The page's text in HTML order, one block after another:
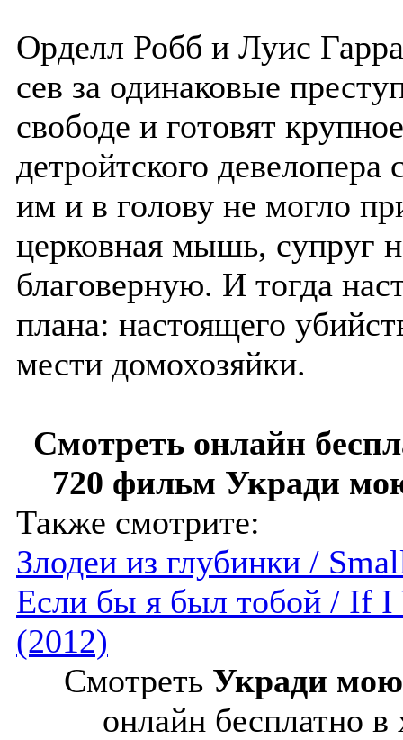
Орделл Робб и Луис
сев за одинаковые
свободе и готовят
детройтского
им и в голову не могло
церковная мышь, супруг
благоверную. И тогда
плана: настоящего
мести домохозяйки.
Смотреть онлайн
720 фильм Укради
Также смотрите:
Злодеи из глубинки /
Если бы я был тобой / If I
(2012)
Смотреть Укради
онлайн бесплатно